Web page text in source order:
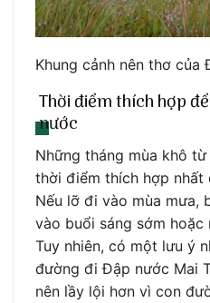
Khung cảnh nên thơ của
Thời điểm thích hợp
nước
Những tháng mùa khô
thời điểm thích hợp nhất
Nếu lỡ đi vào mùa mưa,
vào buổi sáng sớm hoặc
Tuy nhiên, có một lưu ý
đường đi Đập nước Mai
nên lầy lội hơn vì con